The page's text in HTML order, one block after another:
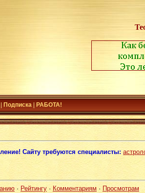
Подписка РАБОТА!
Сайту требуются специалисты:
· Рейтингу · Комментариям · Просмотрам